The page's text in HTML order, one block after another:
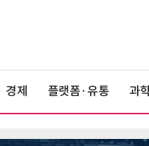
경제 플랫폼·유통 과